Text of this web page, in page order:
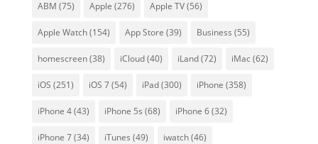
ABM (75) Apple (276) Apple TV(56)
Apple Watch(154) App Store (39) Business (55)
homescreen(38) iCloud(40) iLand(72) iMac (62)
iOS (251) iOS 7(54) iPad(300) iPhone (358)
iPhone 4(43) iPhone 5s (68) iPhone 6(32)
iPhone 7(34) iTunes (49) iwatch(46)